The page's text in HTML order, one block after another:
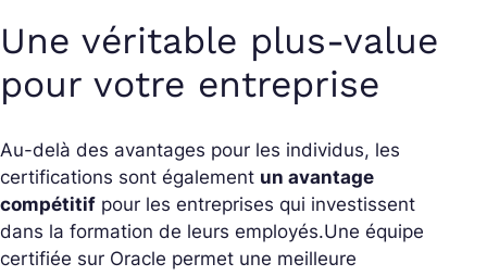
Une véritable plus-value
pour votre entreprise
Au-delà des avantages pour les individus, les
certifications sont également un avantage
compétitif pour les entreprises qui investissent
dans la formation de leurs employés.Une équipe
certifiée sur Oracle permet une meilleure